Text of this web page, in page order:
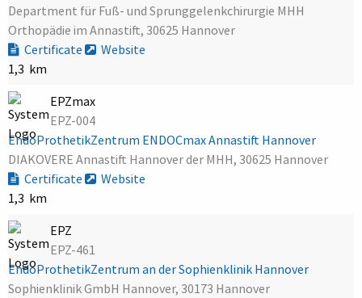
Department für Fuß- und Sprunggelenkchirurgie MHH
Orthopädie im Annastift, 30625 Hannover
Certificate
Website
1,3 km
EPZmax
EPZ-004
EndoProthetikZentrum ENDOCmax Annastift Hannover
DIAKOVERE Annastift Hannover der MHH, 30625 Hannover
Certificate
Website
1,3 km
EPZ
EPZ-461
EndoProthetikZentrum an der Sophienklinik Hannover
Sophienklinik GmbH Hannover, 30173 Hannover